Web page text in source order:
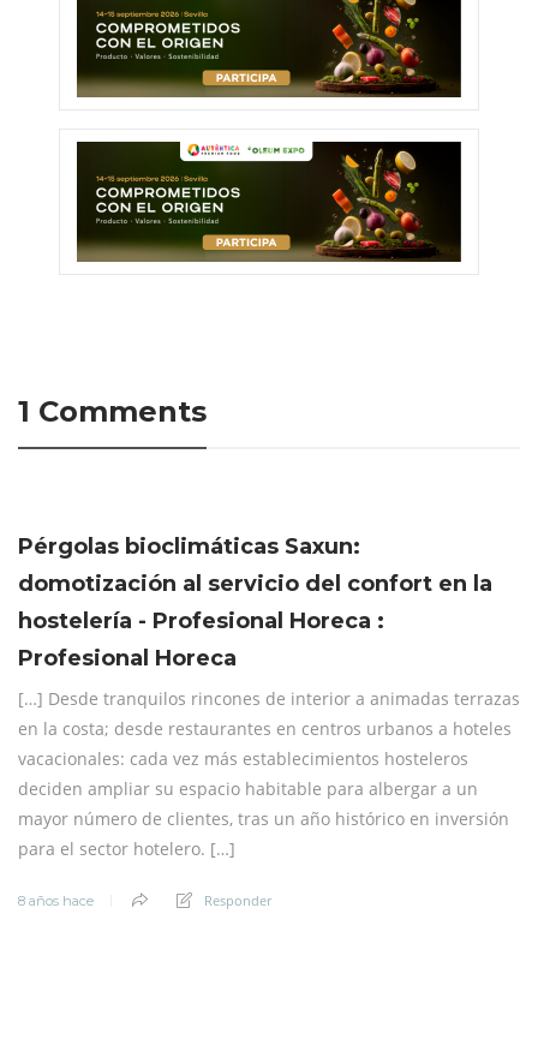
1 Comments
Pérgolas bioclimáticas Saxun:
domotización al servicio del confort en la
hostelería - Profesional Horeca :
Profesional Horeca
[…] Desde tranquilos rincones de interior a animadas terrazas
en la costa; desde restaurantes en centros urbanos a hoteles
vacacionales: cada vez más establecimientos hosteleros
deciden ampliar su espacio habitable para albergar a un
mayor número de clientes, tras un año histórico en inversión
para el sector hotelero. […]
8 años hace Responder